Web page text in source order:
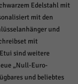
Edelstahl mit
mit den
und
mit
sind weitere
„Null-Euro-
und beliebtes